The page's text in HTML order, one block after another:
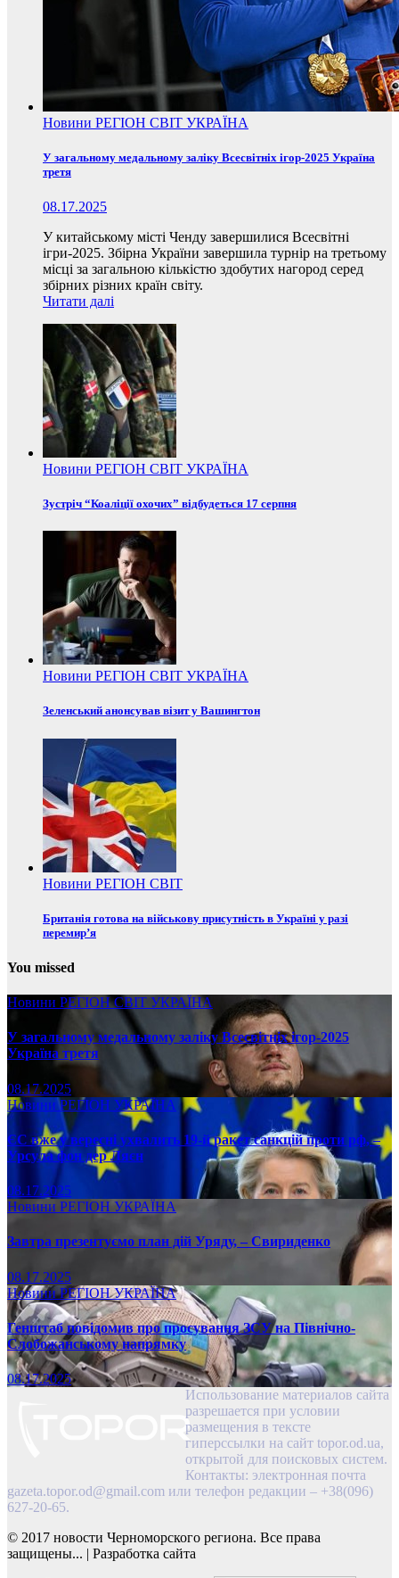
Новини РЕГІОН СВІТ УКРАЇНА
У загальному медальному заліку Всесвітніх ігор-2025 Україна
третя
08.17.2025
У китайському місті Ченду завершилися Всесвітні
ігри-2025. Збірна України завершила турнір на третьому
місці за загальною кількістю здобутих нагород серед
збірних різних країн світу.
Читати далі
Новини РЕГІОН СВІТ УКРАЇНА
Зустріч “Коаліції охочих” відбудеться 17 серпня
Новини РЕГІОН СВІТ УКРАЇНА
Зеленський анонсував візит у Вашингтон
Новини РЕГІОН СВІТ
Британія готова на військову присутність в Україні у разі
перемир’я
You missed
Новини РЕГІОНСВІТ УКРАЇНА
У загальному медальному заліку Всесвітніх ігор-2025
Україна третя
08.17.2025
НовиниРЕГІОН УКРАЇНА
ЄС вже у вересні ухвалить 19-й ракет санкцій проти рф, –
Урсула фон дер Ляєн
08.17.2025
Новини РЕГІОН УКРАЇНА
Завтра презентуємо план дій Уряду, – Свириденко
08.17.2025
НовиниРЕГІОНУКРАЇНА
Генштаб повідомив про просування ЗСУ на Північно-
Слобожанському напрямку
08.17.2025
Использование материалов сайта
разрешается при условии
размещения в тексте
гиперссылки на сайт topor.od.ua,
открытой для поисковых систем.
Контакты: электронная почта
gazeta.topor.od@gmail.com или телефон редакции – +38(096)
627-20-65.
© 2017 новости Черноморского региона. Все права
защищены... | Разработка сайта